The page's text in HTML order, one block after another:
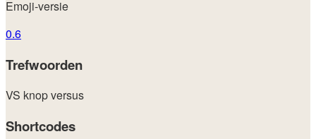
Emoji-versie
0.6
Trefwoorden
VS knopversus
Shortcodes